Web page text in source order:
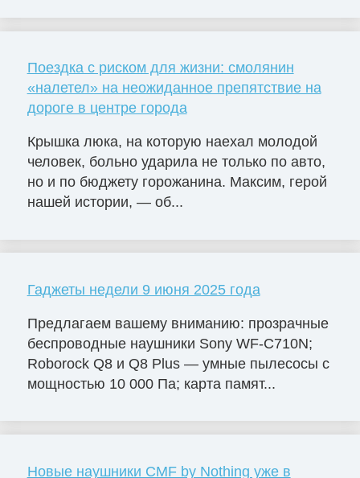
Поездка с риском для жизни: смолянин
«налетел» на неожиданное препятствие на
дороге в центре города
Крышка люка, на которую наехал молодой
человек, больно ударила не только по авто,
но и по бюджету горожанина. Максим, герой
нашей истории, — об...
Гаджеты недели 9 июня 2025 года
Предлагаем вашему вниманию: прозрачные
беспроводные наушники Sony WF-C710N;
Roborock Q8 и Q8 Plus — умные пылесосы с
мощностью 10 000 Па; карта памят...
Новые наушники CMF by Nothing уже в